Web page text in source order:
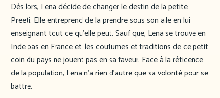
Dès lors, Lena décide de changer le destin de la petite
Preeti. Elle entreprend de la prendre sous son aile en lui
enseignant tout ce qu’elle peut. Sauf que, Lena se trouve en
Inde pas en France et, les coutumes et traditions de ce petit
coin du pays ne jouent pas en sa faveur. Face à la réticence
de la population, Lena n’a rien d’autre que sa volonté pour se
battre.